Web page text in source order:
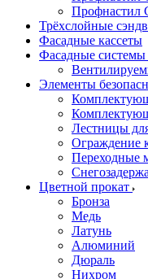
Профнастил
Трёхслойные
Фасадные кассеты
Фасадные системы
Элементы
Лестницы
Ограждение
Переходные
Цветной прокат
Бронза
Медь
Латунь
Алюминий
Дюраль
Нихром